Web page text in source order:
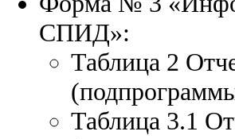
СПИД»:
Таблица 2
Таблица 3.1